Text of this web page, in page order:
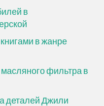
в
в жанре
фильтра в
деталей Джили